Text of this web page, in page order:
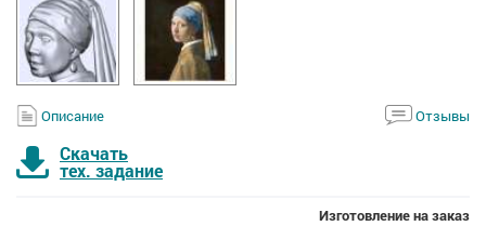
Описание Отзывы
Скачать
тех. задание
Изготовление на заказ